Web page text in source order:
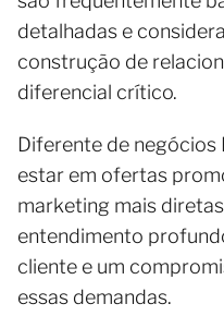
detalhadas e
construção de
diferencial crítico.
Diferente de negócios
estar em ofertas
marketing mais
entendimento
cliente e um
essas demandas.